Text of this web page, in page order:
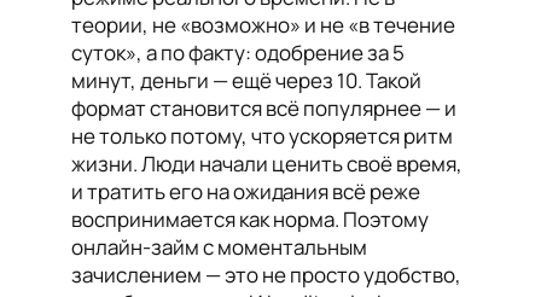
теории, не «возможно» и не «в течение
суток», а по факту: одобрение за 5
минут, деньги — ещё через 10. Такой
формат становится всё популярнее — и
не только потому, что ускоряется ритм
жизни. Люди начали ценить своё время,
и тратить его на ожидания всё реже
воспринимается как норма. Поэтому
онлайн-займ с моментальным
зачислением — это не просто удобство,